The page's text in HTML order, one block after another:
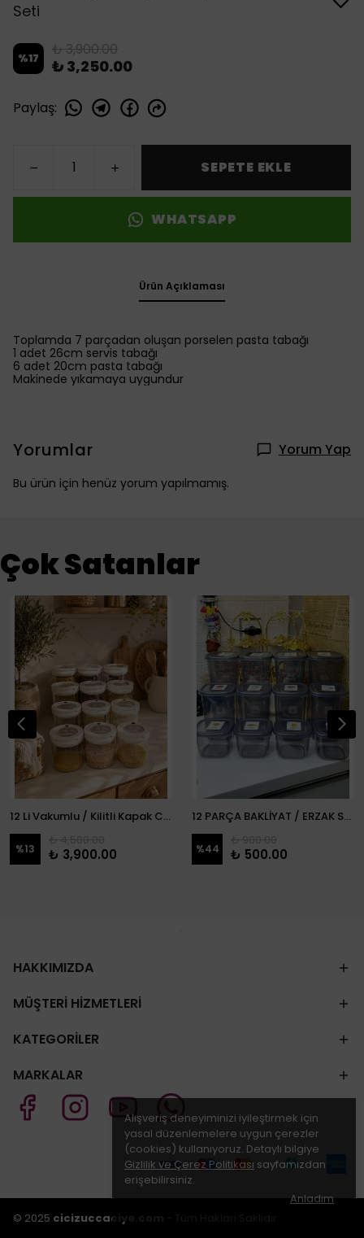
Alışveriş deneyiminizi iyileştirmek için
yasal düzenlemelere uygun çerezler
(cookies) kullanıyoruz. Detaylı bilgiye
Gizlilik ve Çerez Politikası sayfamızdan
erişebilirsiniz.
Anladım
Seti
%17 ₺ 3,900.00
₺ 3,250.00
Paylaş:
SEPETE EKLE
WHATSAPP
Ürün Açıklaması
Toplamda 7 parçadan oluşan porselen pasta tabağı
1 adet 26cm servis tabağı
6 adet 20cm pasta tabağı
Makinede yıkamaya uygundur
Yorumlar Yorum Yap
Bu ürün için henüz yorum yapılmamış.
Çok Satanlar
12 Li Vakumlu / Kilitli Kapak Cam Erzak Kabı / Kavanoz
%13 ₺ 3,900.00
12 PARÇA BAKLİYAT / ERZAK SETİ
%44 ₺ 500.00
HAKKIMIZDA
MÜŞTERİ HİZMETLERİ
KATEGORİLER
MARKALAR
© 2025 cicizuccaciye.com